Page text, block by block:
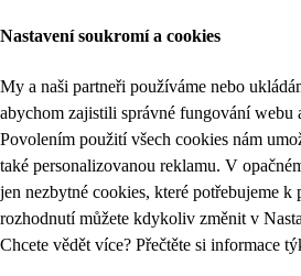
Nastavení soukromí a cookies
My a naši partneři používáme nebo
abychom zajistili správné fungování webu
Povolením použití všech cookies nám
také personalizovanou reklamu. V
jen nezbytné cookies, které potřebujeme k
rozhodnutí můžete kdykoliv změnit v
Chcete vědět více? Přečtěte si informace